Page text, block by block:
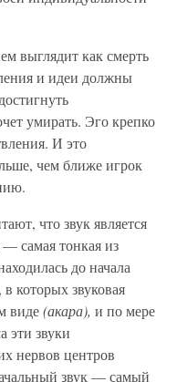
выглядит как смерть
и идеи должны
умирать. Эго крепко
И это
чем ближе игрок
что звук является
самая тонкая из
до начала
которых звуковая
виде(акара), и по мере
эти звуки
нервов центров
звук — самый